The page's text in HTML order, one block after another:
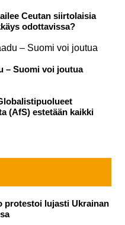
Ceutan siirtolaisia
odottavissa?
– Suomi voi joutua
(AfS) estetään kaikki
protestoi lujasti Ukrainan